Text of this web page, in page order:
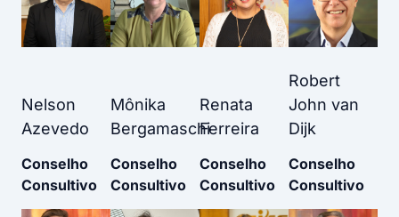
Nelson
Azevedo
Conselho
Consultivo
Mônika
Bergamaschi
Conselho
Consultivo
Renata
Ferreira
Conselho
Consultivo
Robert
John van
Dijk
Conselho
Consultivo